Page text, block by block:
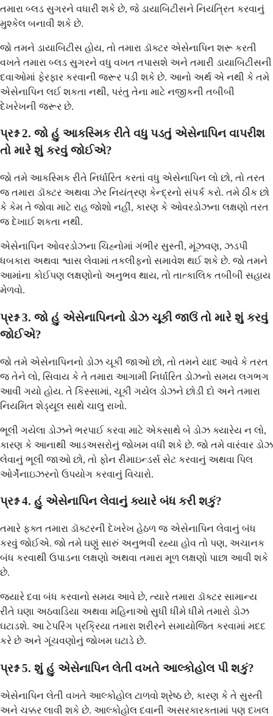
તમારા બ્લડ સુગરને વધારી શકે છે, જે ડાયાબિટીસને નિયંત્રિત કરવાનું
મુશ્કેલ બનાવી શકે છે.
જો તમને ડાયાબિટીસ હોય, તો તમારા ડૉક્ટર એસેનાપિન શરૂ કરતી
વખતે તમારા બ્લડ સુગરને વધુ વખત તપાસશે અને તમારી ડાયાબિટીસની
દવાઓમાં ફેરફાર કરવાની જરૂર પડી શકે છે. આનો અર્થ એ નથી કે તમે
એસેનાપિન લઈ શકતા નથી, પરંતુ તેના માટે નજીકની તબીબી
દેખરેખની જરૂર છે.
પ્રશ્ન 2. જો હું આકસ્મિક રીતે વધુ પડતું એસેનાપિન વાપરીશ
તો મારે શું કરવું જોઈએ?
જો તમે આકસ્મિક રીતે નિર્ધારિત કરતાં વધુ એસેનાપિન લો છો, તો તરત
જ તમારા ડૉક્ટર અથવા ઝેર નિયંત્રણ કેન્દ્રનો સંપર્ક કરો. તમે ઠીક છો
કે કેમ તે જોવા માટે રાહ જોશો નહીં, કારણ કે ઓવરડોઝના લક્ષણો તરત
જ દેખાઈ શકતા નથી.
એસેનાપિન ઓવરડોઝના ચિહ્નોમાં ગંભીર સુસ્તી, મૂંઝવણ, ઝડપી
ધબકારા અથવા શ્વાસ લેવામાં તકલીફનો સમાવેશ થઈ શકે છે. જો તમને
આમાંના કોઈપણ લક્ષણોનો અનુભવ થાય, તો તાત્કાલિક તબીબી સહાય
મેળવો.
પ્રશ્ન 3. જો હું એસેનાપિનનો ડોઝ ચૂકી જાઉં તો મારે શું કરવું
જોઈએ?
જો તમે એસેનાપિનનો ડોઝ ચૂકી જાઓ છો, તો તમને યાદ આવે કે તરત
જ તેને લો, સિવાય કે તે તમારા આગામી નિર્ધારિત ડોઝનો સમય લગભગ
આવી ગયો હોય. તે કિસ્સામાં, ચૂકી ગયેલ ડોઝને છોડી દો અને તમારા
નિયમિત શેડ્યૂલ સાથે ચાલુ રાખો.
ભૂલી ગયેલા ડોઝને ભરપાઈ કરવા માટે એકસાથે બે ડોઝ ક્યારેય ન લો,
કારણ કે આનાથી આડઅસરોનું જોખમ વધી શકે છે. જો તમે વારંવાર ડોઝ
લેવાનું ભૂલી જાઓ છો, તો ફોન રીમાઇન્ડર્સ સેટ કરવાનું અથવા પિલ
ઓર્ગેનાઇઝરનો ઉપયોગ કરવાનું વિચારો.
પ્રશ્ન 4. હું એસેનાપિન લેવાનું ક્યારે બંધ કરી શકું?
તમારે ફક્ત તમારા ડૉક્ટરની દેખરેખ હેઠળ જ એસેનાપિન લેવાનું બંધ
કરવું જોઈએ. જો તમે ઘણું સારું અનુભવી રહ્યા હોવ તો પણ, અચાનક
બંધ કરવાથી ઉપાડના લક્ષણો અથવા તમારા મૂળ લક્ષણો પાછા આવી શકે
છે.
જ્યારે દવા બંધ કરવાનો સમય આવે છે, ત્યારે તમારા ડૉક્ટર સામાન્ય
રીતે ઘણા અઠવાડિયા અથવા મહિનાઓ સુધી ધીમે ધીમે તમારો ડોઝ
ઘટાડશે. આ ટેપરિંગ પ્રક્રિયા તમારા શરીરને સમાયોજિત કરવામાં મદદ
કરે છે અને ગૂંચવણોનું જોખમ ઘટાડે છે.
પ્રશ્ન 5. શું હું એસેનાપિન લેતી વખતે આલ્કોહોલ પી શકું?
એસેનાપિન લેતી વખતે આલ્કોહોલ ટાળવો શ્રેષ્ઠ છે, કારણ કે તે સુસ્તી
અને ચક્કર લાવી શકે છે. આલ્કોહોલ દવાની અસરકારકતામાં પણ દખલ